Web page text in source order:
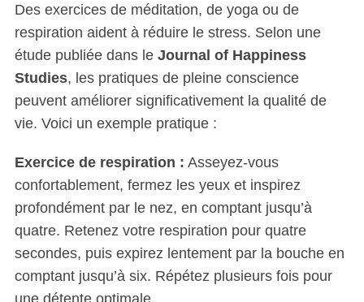
Des exercices de méditation, de yoga ou de
respiration aident à réduire le stress. Selon une
étude publiée dans le Journal of Happiness
Studies, les pratiques de pleine conscience
peuvent améliorer significativement la qualité de
vie. Voici un exemple pratique :
Exercice de respiration : Asseyez-vous
confortablement, fermez les yeux et inspirez
profondément par le nez, en comptant jusqu’à
quatre. Retenez votre respiration pour quatre
secondes, puis expirez lentement par la bouche en
comptant jusqu’à six. Répétez plusieurs fois pour
une détente optimale.